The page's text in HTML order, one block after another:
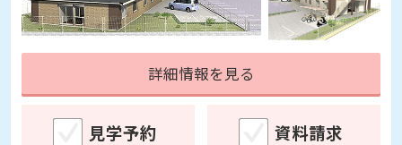
詳細情報を見る
見学予約 資料請求